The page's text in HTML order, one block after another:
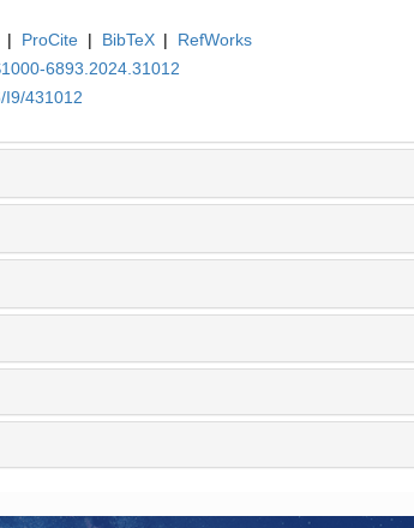
| ProCite | BibTeX |
RefWorks
6893.2024.31012
I9/431012